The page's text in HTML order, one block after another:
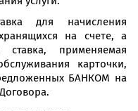
для начисления
на счете, а
применяемая
карточки,
БАНКОМ на